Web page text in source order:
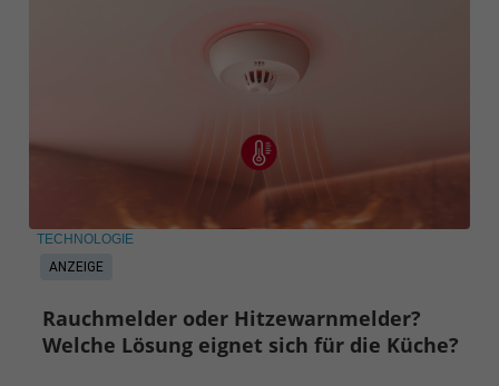
ANZEIGE
TECHNOLOGIE
Rauchmelder oder Hitzewarnmelder?
Welche Lösung eignet sich für die Küche?